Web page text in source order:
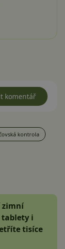
komentář
kontrola
zimní
tablety i
tisíce